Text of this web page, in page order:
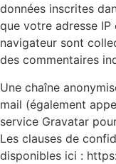
données inscrites
que votre adresse IP
navigateur sont
des commentaires
Une chaîne
mail (également
service Gravatar
Les clauses de
disponibles ici :